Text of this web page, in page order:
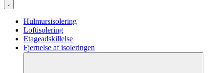
Hulmursisolering
Loftisolering
Etageadskillelse
Fjernelse af isoleringen